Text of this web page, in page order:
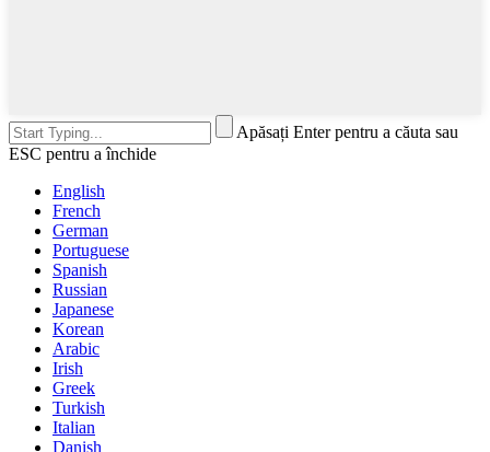
Apăsați Enter pentru a căuta sau
ESC pentru a închide
English
French
German
Portuguese
Spanish
Russian
Japanese
Korean
Arabic
Irish
Greek
Turkish
Italian
Danish